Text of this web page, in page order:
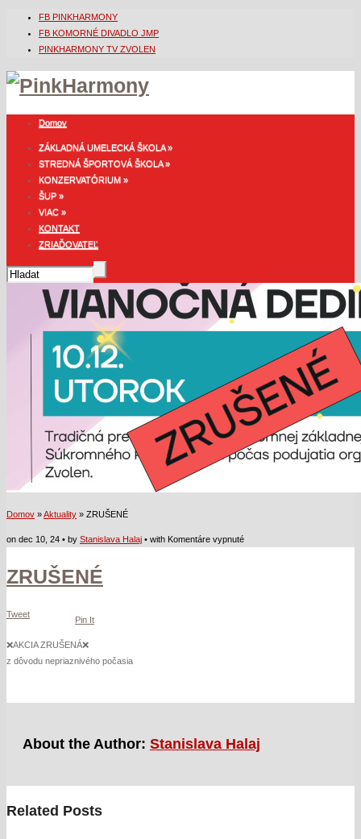
FB PINKHARMONY
FB KOMORNÉ DIVADLO JMP
PINKHARMONY TV ZVOLEN
Domov
ZÁKLADNÁ UMELECKÁ ŠKOLA»
STREDNÁ ŠPORTOVÁ ŠKOLA»
KONZERVATÓRIUM »
ŠUP »
VIAC »
KONTAKT
ZRIAĎOVATEĽ
Domov »Aktuality » ZRUŠENÉ
on dec 10, 24 • by Stanislava Halaj • with Komentáre vypnuténa
ZRUŠENÉ
Tweet
Pin It
❌AKCIA ZRUŠENÁ❌
z dôvodu nepriaznivého počasia
About the Author: Stanislava Halaj
Related Posts